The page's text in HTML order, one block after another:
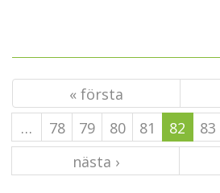
« första
…
78 79 80 81 82 83
nästa ›